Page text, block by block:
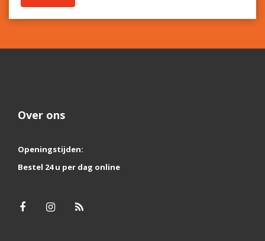
Over ons
Openingstijden:
Bestel 24 u per dag online